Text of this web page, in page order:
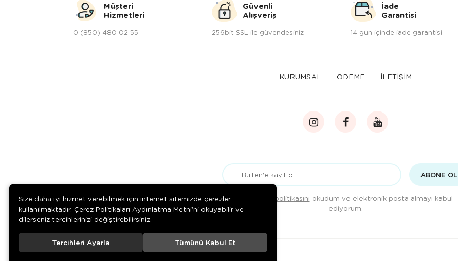
Müşteri
Hizmetleri
0 (850) 480 02 55
Güvenli
Alışveriş
256bit SSL ile güvendesiniz
İade
Garantisi
14 gün içinde iade garantisi
KURUMSAL ÖDEME İLETİŞİM
ABONE OL
Gizlilik politikasını okudum ve elektronik posta almayı kabul
ediyorum.
Size daha iyi hizmet verebilmek için internet sitemizde çerezler
kullanılmaktadır. Çerez Politikaları Aydınlatma Metni’ni okuyabilir ve
dilerseniz tercihlerinizi değiştirebilirsiniz.
Tercihleri Ayarla Tümünü Kabul Et